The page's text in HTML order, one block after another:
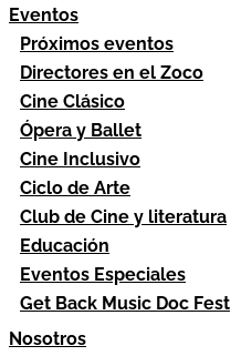
Eventos
Próximos eventos
Directores en el Zoco
Cine Clásico
Ópera y Ballet
Cine Inclusivo
Ciclo de Arte
Club de Cine y literatura
Educación
Eventos Especiales
Get Back Music Doc Fest
Nosotros